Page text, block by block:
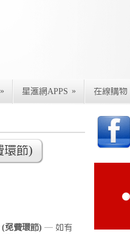
» 星滙網APPS » 在線購物
環節)
免費環節) — 如有